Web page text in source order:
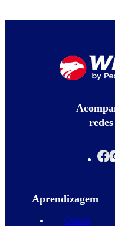
Aprendizagem
Cursos